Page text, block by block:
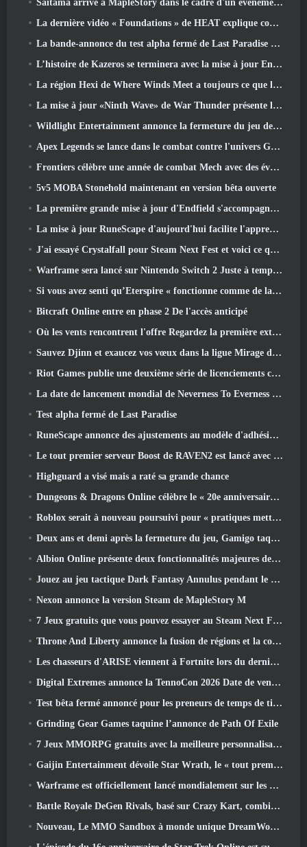
Saitama arrive à MapleStory dans le cadre d'un événement de collaboration One-Punch Man
La dernière vidéo « Foundations » de HEAT explique comment les agents et les réservoirs travaillent ensemble
La bande-annonce du test alpha fermé de Last Paradise nous rappelle à quoi ressemble vraiment la survie à l'apocalypse zombie
L’histoire de Kazeros se terminera avec la mise à jour Ends Of The Abyss de Lost Ark
La région Hexi de Where Winds Meet a toujours ce que les joueurs aiment tout en étant une expérience unique
La mise à jour «Ninth Wave» de War Thunder présente les jets de rang IX
Wildlight Entertainment annonce la fermeture du jeu de tir gratuit Highguard
Apex Legends se lance dans le combat contre l'univers Gundam dans le dernier événement crossover
Frontiers célèbre une année de combat Mech avec des événements d'anniversaire
5v5 MOBA Stonehold maintenant en version bêta ouverte
La première grande mise à jour d'Endfield s'accompagne de nombreuses optimisations
La mise à jour RuneScape d'aujourd'hui facilite l'apprentissage des styles de combat originaux du MMORPG.
J'ai essayé Crystalfall pour Steam Next Fest et voici ce que j'ai appris
Warframe sera lancé sur Nintendo Switch 2 Juste à temps pour la prochaine mise à jour majeure, Le graphiste de l'ombre
Si vous avez senti qu’Eterspire « fonctionne comme de la merde », Le directeur créatif dit que ce n’est plus le cas
Bitcraft Online entre en phase 2 De l'accès anticipé
Où les vents rencontrent l'offre Regardez la première extension majeure de Hexi Live Stream
Sauvez Djinn et exaucez vos vœux dans la ligue Mirage de Path Of Exile
Riot Games publie une deuxième série de licenciements ce mois-ci
La date de lancement mondial de Neverness To Everness révélée
Test alpha fermé de Last Paradise
RuneScape annonce des ajustements au modèle d'adhésion Premier pour tenir compte des modifications récentes apportées au MMORPG
Le tout premier serveur Boost de RAVEN2 est lancé avec la mise à jour d'aujourd'hui
Highguard a visé mais a raté sa grande chance
Dungeons & Dragons Online célèbre le « 20e anniversaire de Natural » avec une quête spéciale et des récompenses
Roblox serait à nouveau poursuivi pour « pratiques mettant en danger et exploitant des enfants »
Deux ans et demi après la fermeture du jeu, Gamigo taquine le retour du MMO médiéval Glory Victis
Albion Online présente deux fonctionnalités majeures de guerre de factions dans la mise à jour Realm Divided Part II
Jouez au jeu tactique Dark Fantasy Annulus pendant le prochain festival Steam
Nexon annonce la version Steam de MapleStory M
7 Jeux gratuits que vous pouvez essayer au Steam Next Fest
Throne And Liberty annonce la fusion de régions et la consolidation de serveurs
Les chasseurs d'ARISE viennent à Fortnite lors du dernier événement de collaboration
Digital Extremes annonce la TennoCon 2026 Date de vente des billets
Test bêta fermé annoncé pour les preneurs de temps de tir à la troisième personne
Grinding Gear Games taquine l’annonce de Path Of Exile
7 Jeux MMORPG gratuits avec la meilleure personnalisation des personnages
Gaijin Entertainment dévoile Star Wrath, le « tout premier jeu d’action et d’extraction spatiale »
Warframe est officiellement lancé mondialement sur les appareils Android
Battle Royale DeGen Rivals, basé sur Crazy Kart, combine toutes les choses que vous ne saviez probablement pas que vous vouliez combiner
Nouveau, Le MMO Sandbox à monde unique DreamWorld arrive sur Steam en accès anticipé